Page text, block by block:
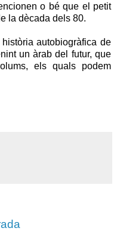
o bé que el petit
la dècada dels 80.
autobiogràfica de
un àrab del futur, que
els quals podem